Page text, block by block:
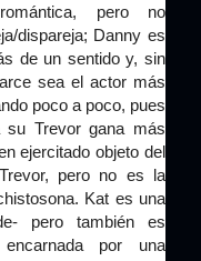
pero no
dispareja; Danny es
de un sentido y, sin
sea el actor más
poco a poco, pues
Trevor gana más
ejercitado objeto del
pero no es la
Kat es una
pero también es
encarnada por una